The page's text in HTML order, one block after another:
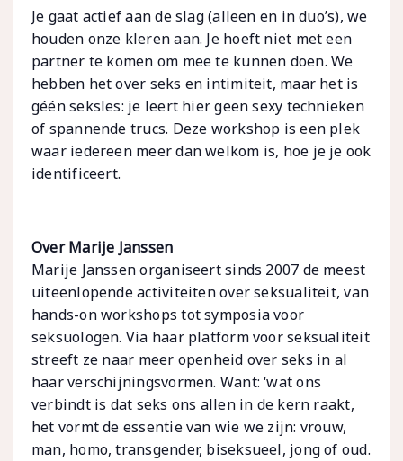
Je gaat actief aan de slag (alleen en in duo’s), we
houden onze kleren aan. Je hoeft niet met een
partner te komen om mee te kunnen doen. We
hebben het over seks en intimiteit, maar het is
géén seksles: je leert hier geen sexy technieken
of spannende trucs. Deze workshop is een plek
waar iedereen meer dan welkom is, hoe je je ook
identificeert.
Over Marije Janssen
Marije Janssen organiseert sinds 2007 de meest
uiteenlopende activiteiten over seksualiteit, van
hands-on workshops tot symposia voor
seksuologen. Via haar platform voor seksualiteit
streeft ze naar meer openheid over seks in al
haar verschijningsvormen. Want: ‘wat ons
verbindt is dat seks ons allen in de kern raakt,
het vormt de essentie van wie we zijn: vrouw,
man, homo, transgender, biseksueel, jong of oud.